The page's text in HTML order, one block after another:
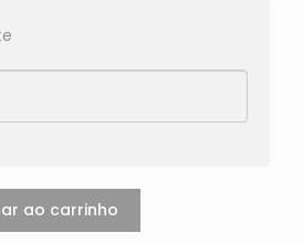
ao carrinho